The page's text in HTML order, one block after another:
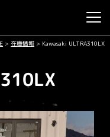
> 在庫情報 > Kawasaki ULTRA310LX